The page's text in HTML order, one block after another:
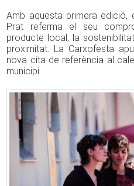
Amb aquesta primera edició,
Prat referma el seu
producte local, la
proximitat. La Carxofesta
nova cita de referència al
municipi.